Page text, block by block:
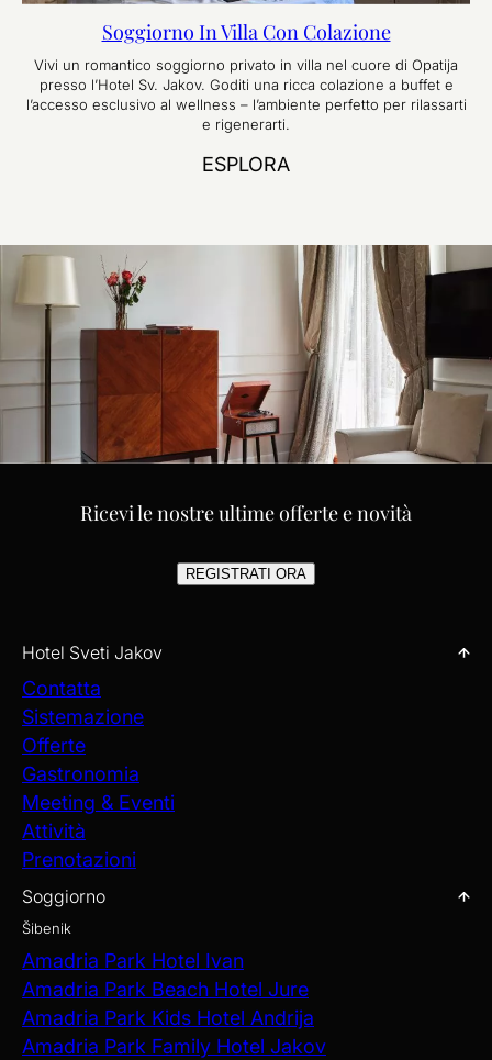
Soggiorno In Villa Con Colazione
Vivi un romantico soggiorno privato in villa nel cuore di Opatija
presso l’Hotel Sv. Jakov. Goditi una ricca colazione a buffet e
l’accesso esclusivo al wellness – l’ambiente perfetto per rilassarti
e rigenerarti.
ESPLORA
Ricevi le nostre ultime offerte e novità
REGISTRATI ORA
Hotel Sveti Jakov
Contatta
Sistemazione
Offerte
Gastronomia
Meeting & Eventi
Attività
Prenotazioni
Soggiorno
Šibenik
Amadria Park Hotel Ivan
Amadria Park Beach Hotel Jure
Amadria Park Kids Hotel Andrija
Amadria Park Family Hotel Jakov